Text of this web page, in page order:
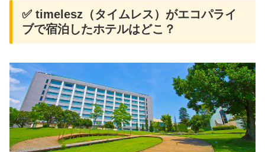
✅ timelesz（タイムレス）がエコパライ
ブで宿泊したホテルはどこ？